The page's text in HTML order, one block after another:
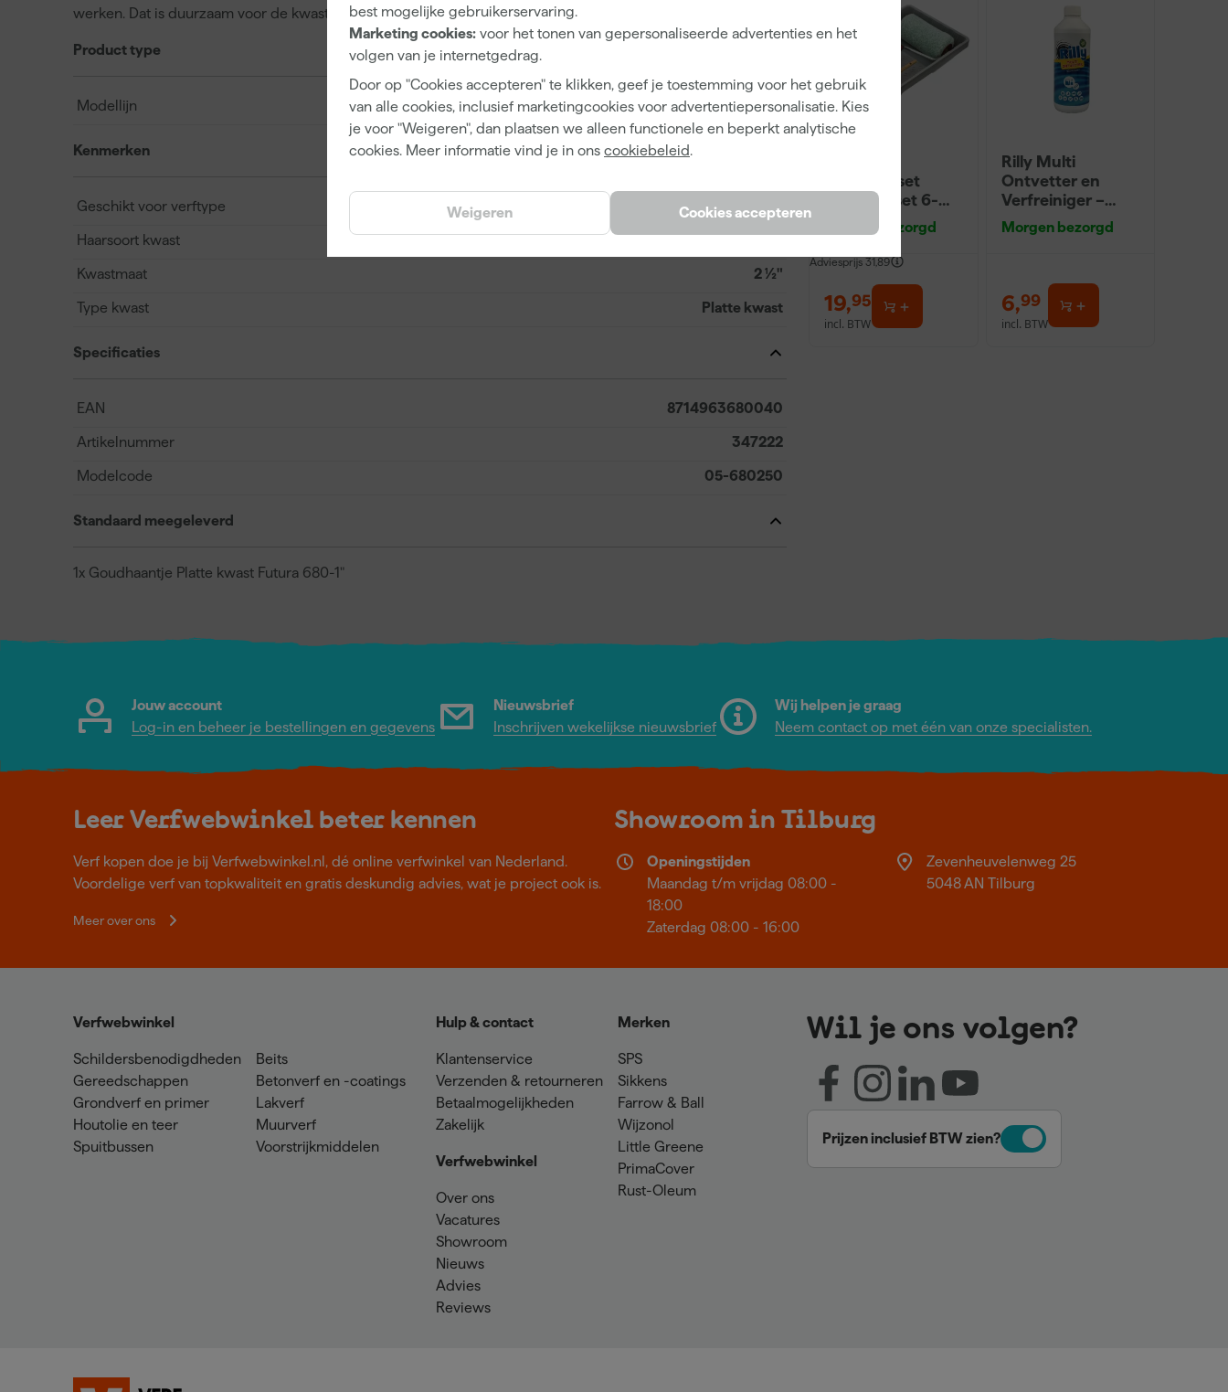
best mogelijke gebruikerservaring.
Marketing cookies: voor het tonen van gepersonaliseerde advertenties en het
volgen van je internetgedrag.
Door op "Cookies accepteren" te klikken, geef je toestemming voor het gebruik
van alle cookies, inclusief marketingcookies voor advertentiepersonalisatie. Kies
je voor "Weigeren", dan plaatsen we alleen functionele en beperkt analytische
cookies. Meer informatie vind je in ons cookiebeleid.
Cookies accepteren
Weigeren
werken. Dat is duurzaam voor de kwast en scheelt ook schoonmaak werk.
Product type
Modellijn Platte kwast Futura 680
Kenmerken
Geschikt voor verftype Hybride
Haarsoort kwast Synthetische haren
Kwastmaat 2 ½"
Type kwast Platte kwast
Specificaties
EAN 8714963680040
Artikelnummer 347222
Modelcode 05-680250
Standaard meegeleverd
1x Goudhaantje Platte kwast Futura 680-1"
Muurverfset
MICMEX set 6-
Morgen bezorgd
Adviesprijs 31,89
19,95
incl. BTW
Rilly Multi
Ontvetter en
Verfreiniger –
0,5L
Morgen bezorgd
6,99
incl. BTW
Jouw account
Log-in en beheer je bestellingen en gegevens
Nieuwsbrief
Inschrijven wekelijkse nieuwsbrief
Wij helpen je graag
Neem contact op met één van onze specialisten.
Leer Verfwebwinkel beter kennen
Verf kopen doe je bij Verfwebwinkel.nl, dé online verfwinkel van Nederland.
Voordelige verf van topkwaliteit en gratis deskundig advies, wat je project ook is.
Meer over ons
Showroom in Tilburg
Openingstijden
Maandag t/m vrijdag 08:00 -
18:00
Zaterdag 08:00 - 16:00
Zevenheuvelenweg 25
5048 AN Tilburg
Verfwebwinkel
Schildersbenodigdheden
Gereedschappen
Grondverf en primer
Houtolie en teer
Spuitbussen
Beits
Betonverf en -coatings
Lakverf
Muurverf
Voorstrijkmiddelen
Hulp & contact
Klantenservice
Verzenden & retourneren
Betaalmogelijkheden
Zakelijk
Verfwebwinkel
Over ons
Vacatures
Showroom
Nieuws
Advies
Reviews
Merken
SPS
Sikkens
Farrow & Ball
Wijzonol
Little Greene
PrimaCover
Rust-Oleum
Wil je ons volgen?
Prijzen inclusief BTW zien?